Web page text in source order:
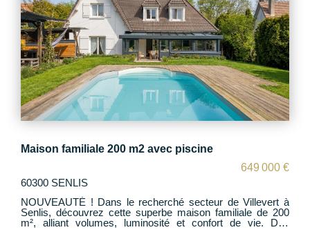
Maison familiale 200 m2 avec piscine
649 000 €
60300 SENLIS
NOUVEAUTÉ ! Dans le recherché secteur de Villevert à
Senlis, découvrez cette superbe maison familiale de 200
m², alliant volumes, luminosité et confort de vie. Dès